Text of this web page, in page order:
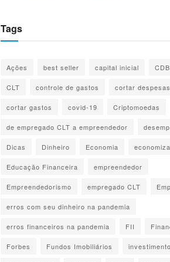
Tags
Ações best seller capital inicial CDB
CLT controle de gastos cortar despesas
cortar gastos covid-19 Criptomoedas
de empregado CLT a empreendedor
Dicas Dinheiro Economia
Educação Financeira empreendedor
Empreendedorismo empregado CLT
erros com seu dinheiro na pandemia
erros financeiros na pandemia FII
Forbes Fundos Imobiliários investimento